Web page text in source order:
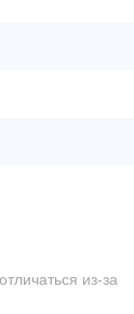
из-за